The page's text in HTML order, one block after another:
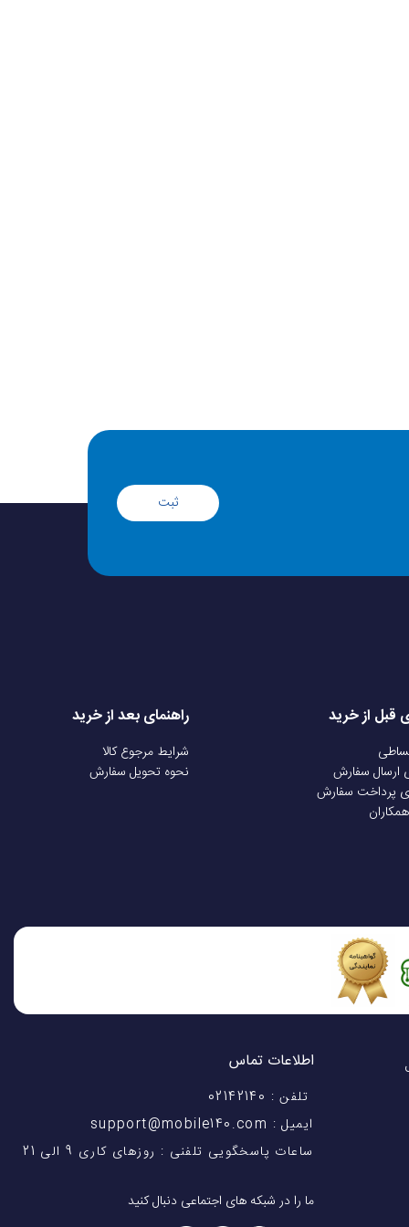
که منجر به آسیب قطعه شود
تاچ ال سی را به همراه گارانتی دیگارد ( یک ماه تعویض) عرضه می‌کند: با این شرط
ویدئو کامل و بدون برش از آنباکس تهیه کنید ( از هنگام باز شدن بسته
در صورت نصب غیر اصولی یا دست کاری فنی، گارانتی تعویض باطل خواهد
ثبت
قبل از خرید
ارسال سفارش
پرداخت سفارش
راهنمای بعد از خرید
شرایط مرجوع کالا
نحوه تحویل سفارش
شماست! با 28 سال
اطلاعات تماس
تلفن : 02142140
ایمیل : support@mobile140.com
ساعات پاسخگویی تلفنی : روزهای کاری 9 الی 21
ما را در شبکه های اجتماعی دنبال کنید